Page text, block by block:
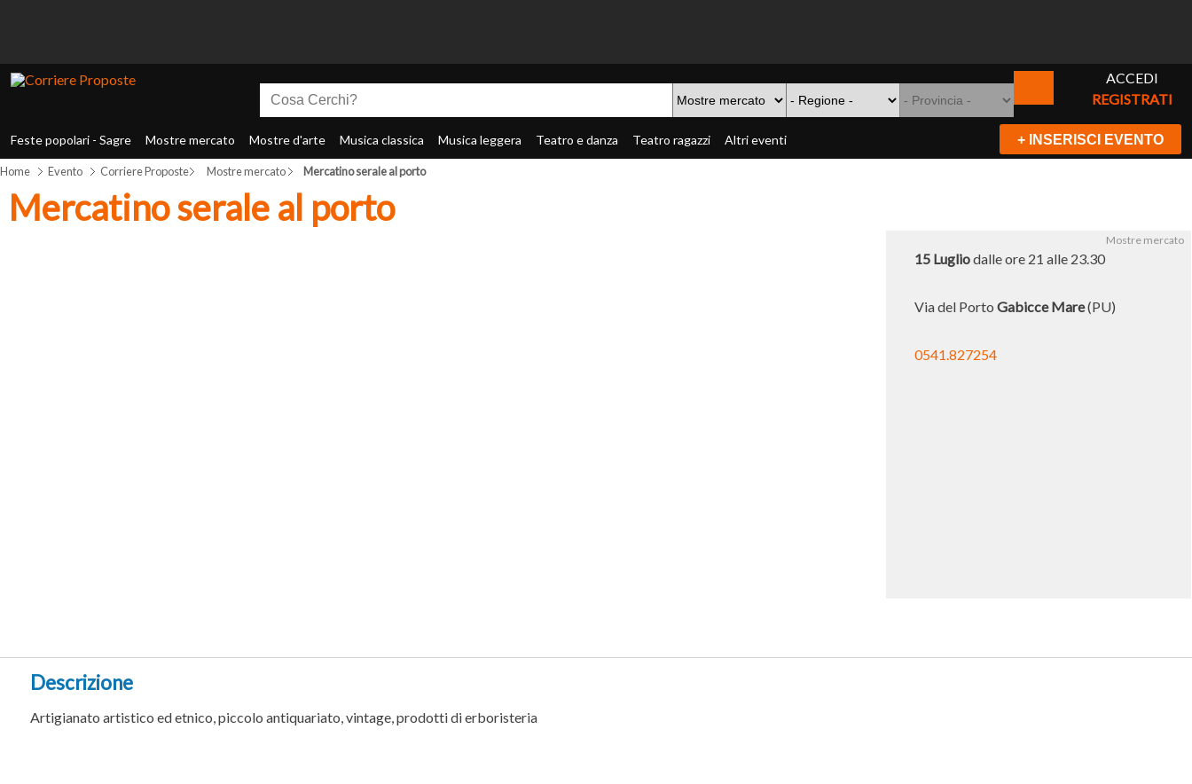
ACCEDI
REGISTRATI
Feste popolari - Sagre Mostre mercato Mostre d'arte Musica classica Musica leggera Teatro e danza Teatro ragazzi Altri eventi + INSERISCI EVENTO
Home Evento Corriere Proposte Mostre mercato Mercatino serale al porto
Mercatino serale al porto
Mostre mercato
15 Lugliodalle ore 21 alle 23.30
Via del Porto Gabicce Mare(PU)
0541.827254
Descrizione
Artigianato artistico ed etnico, piccolo antiquariato, vintage, prodotti di erboristeria